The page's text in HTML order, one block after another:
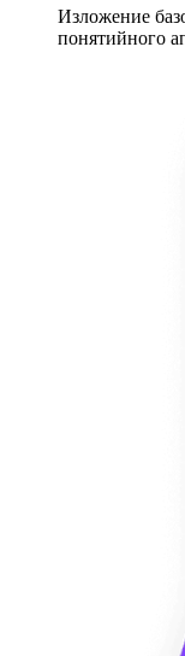
Изложение
понятийного